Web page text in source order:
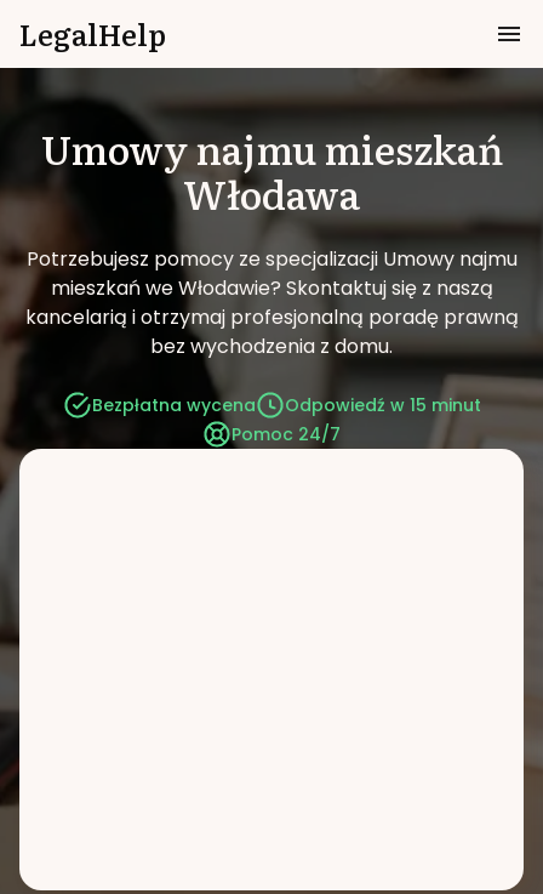
LegalHelp
Umowy najmu mieszkań
Włodawa
Potrzebujesz pomocy ze specjalizacji Umowy najmu
mieszkań we Włodawie? Skontaktuj się z naszą
kancelarią i otrzymaj profesjonalną poradę prawną
bez wychodzenia z domu.
Bezpłatna wycena
Odpowiedź w 15 minut
Pomoc 24/7